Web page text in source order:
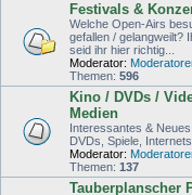
Festivals &
Welche Open-Airs
gefallen / gelangweilt?
seid ihr hier richtig...
Moderator:
Themen: 596
Kino / DVDs /
Medien
Interessantes &
DVDs, Spiele,
Moderator:
Themen: 137
Tauberplanscher